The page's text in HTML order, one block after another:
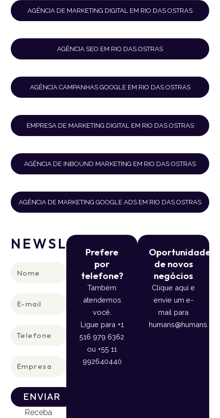
AGÊNCIA DE MARKETING DIGITAL EM RIO DAS OSTRAS
AGÊNCIA SEO EM RIO DAS OSTRAS
AGÊNCIA CAMPANHAS GOOGLE EM RIO DAS OSTRAS
EMPRESA DE MARKETING DIGITAL EM RIO DAS OSTRAS
AGÊNCIA DE INBOUND MARKETING EM RIO DAS OSTRAS
AGÊNCIA DE MARKETING GOOGLE ADS EM RIO DAS OSTRAS
NEWSLETTER
ENVIAR
Receba
Prefere
por
telefone?
Também
atendemos
você.
Ligue para +1
516 979 6362
ou +55 11
992640440
Oportunidade
de novos
negócios
Clique aqui e
envie um e-
mail para